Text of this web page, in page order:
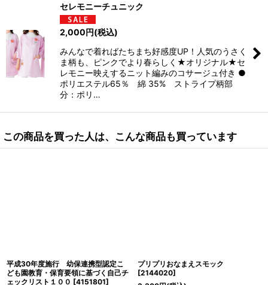
セレモニーチュニック
2,000円(税込)
みんなで着ればたちまち好感度UP！人気のうさく
ま柄も、ピンクでより春らしく★オリジナル★セ
レモニー映えするニット編みのコサージュ付き ●
ポリエステル65％ 綿 35% ストライプ柄部
分：ポリ…
この商品を買った人は、こんな商品も買っています
平成30年度施行 幼保連携型認定こ
ども園教育・保育要領に基づく自己チ
ェックリスト１００ [4151801]
プリプリおなまえスモック
[2144020]